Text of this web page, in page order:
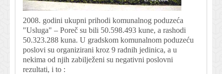
2008. godini ukupni prihodi komunalnog poduzeća
"Usluga" – Poreč su bili 50.598.493 kune, a rashodi
50.323.288 kuna. U gradskom komunalnom poduzeću
poslovi su organizirani kroz 9 radnih jedinica, a u
nekima od njih zabilježeni su negativni poslovni
rezultati, i to :